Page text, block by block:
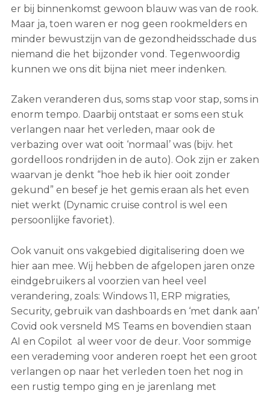
er bij binnenkomst gewoon blauw was van de rook.
Maar ja, toen waren er nog geen rookmelders en
minder bewustzijn van de gezondheidsschade dus
niemand die het bijzonder vond. Tegenwoordig
kunnen we ons dit bijna niet meer indenken.
Zaken veranderen dus, soms stap voor stap, soms in
enorm tempo. Daarbij ontstaat er soms een stuk
verlangen naar het verleden, maar ook de
verbazing over wat ooit ‘normaal’ was (bijv. het
gordelloos rondrijden in de auto). Ook zijn er zaken
waarvan je denkt “hoe heb ik hier ooit zonder
gekund” en besef je het gemis eraan als het even
niet werkt (Dynamic cruise control is wel een
persoonlijke favoriet).
Ook vanuit ons vakgebied digitalisering doen we
hier aan mee. Wij hebben de afgelopen jaren onze
eindgebruikers al voorzien van heel veel
verandering, zoals: Windows 11, ERP migraties,
Security, gebruik van dashboards en ‘met dank aan’
Covid ook versneld MS Teams en bovendien staan
AI en Copilot al weer voor de deur. Voor sommige
een verademing voor anderen roept het een groot
verlangen op naar het verleden toen het nog in
een rustig tempo ging en je jarenlang met